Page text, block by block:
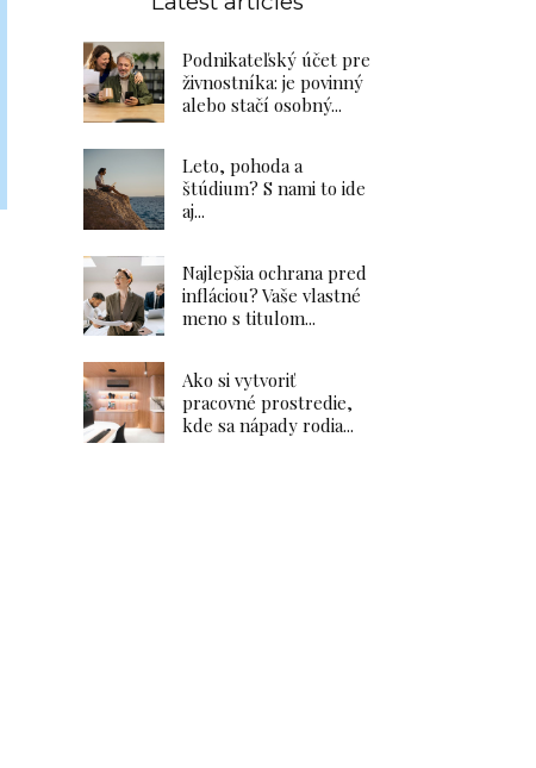
Podnikateľský účet pre
živnostníka: je povinný
alebo stačí osobný...
Leto, pohoda a
štúdium? S nami to ide
aj...
Najlepšia ochrana pred
infláciou? Vaše vlastné
meno s titulom...
Ako si vytvoriť
pracovné prostredie,
kde sa nápady rodia...